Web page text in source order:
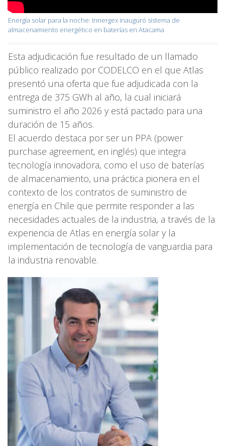
Energía solar para la noche: Innergex inauguró sistema de
almacenamiento energético en baterías en Atacama
Esta adjudicación fue resultado de un llamado
público realizado por CODELCO en el que Atlas
presentó una oferta que fue adjudicada con la
entrega de 375 GWh al año, la cual iniciará
suministro el año 2026 y está pactado para una
duración de 15 años.
El acuerdo destaca por ser un PPA (power
purchase agreement, en inglés) que integra
tecnología innovadora, como el uso de baterías
de almacenamiento, una práctica pionera en el
contexto de los contratos de suministro de
energía en Chile que permite responder a las
necesidades actuales de la industria, a través de la
experiencia de Atlas en energía solar y la
implementación de tecnología de vanguardia para
la industria renovable.